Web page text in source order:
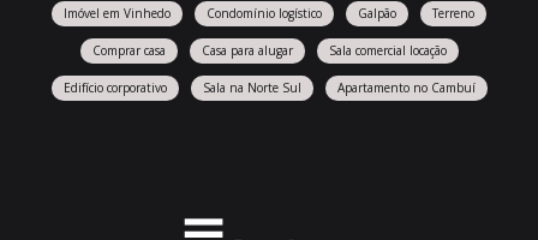
Imóvel em Vinhedo Condomínio logístico Galpão Terreno
Comprar casa Casa para alugar Sala comercial locação
Edifício corporativo Sala na Norte Sul Apartamento no Cambuí